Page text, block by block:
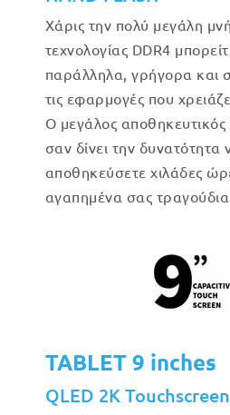
Χάρις την πολύ μεγάλη
τεχνολογίας DDR4
παράλληλα, γρήγορα και
τις εφαρμογές που
Ο μεγάλος
σαν δίνει την δυνατότητα
αποθηκεύσετε χιλάδες
αγαπημένα σας τραγούδια
TABLET 9 inches
QLED 2K Touchscreen